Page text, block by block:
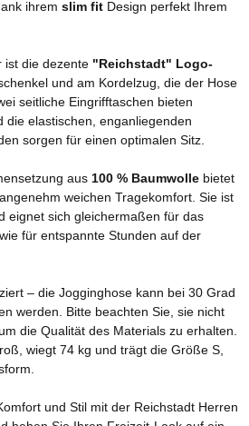
ihrem slim fit Design perfekt Ihrem
ist die dezente "Reichstadt" Logo-
und am Kordelzug, die der Hose
seitliche Eingrifftaschen bieten
die elastischen, enganliegenden
sorgen für einen optimalen Sitz.
aus 100 % Baumwolle bietet
weichen Tragekomfort. Sie ist
eignet sich gleichermaßen für das
für entspannte Stunden auf der
– die Jogginghose kann bei 30 Grad
werden. Bitte beachten Sie, sie nicht
die Qualität des Materials zu erhalten.
wiegt 74 kg und trägt die Größe S,
und Stil mit der Reichstadt Herren